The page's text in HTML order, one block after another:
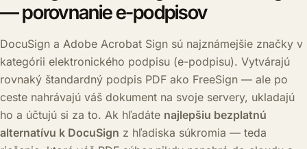
— porovnanie e-podpisov
DocuSign a Adobe Acrobat Sign sú najznámejšie značky v
kategórii elektronického podpisu (e-podpisu). Vytvárajú
rovnaký štandardný podpis PDF ako FreeSign — ale po
ceste nahrávajú váš dokument na svoje servery, ukladajú
ho a účtujú si za to. Ak hľadáte najlepšiu bezplatnú
alternatívu k DocuSign z hľadiska súkromia — teda